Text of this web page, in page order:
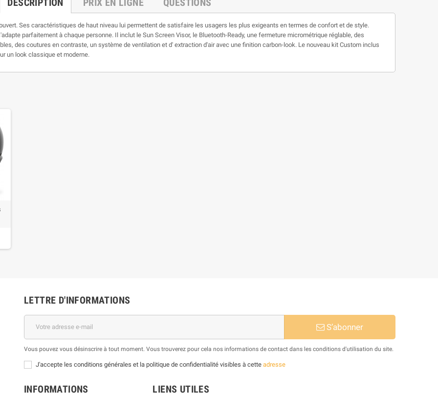
DESCRIPTION PRIX EN LIGNE QUESTIONS
Ses caractéristiques de haut niveau lui permettent de satisfaire les usagers les plus exigeants en termes de confort et de style.
parfaitement à chaque personne. Il inclut le Sun Screen Visor, le Bluetooth-Ready, une fermeture micrométrique réglable, des
des coutures en contraste, un système de ventilation et d' extraction d'air avec une finition carbon-look. Le nouveau kit Custom inclus
un look classique et moderne.
LETTRE D'INFORMATIONS
S’abonner
Vous pouvez vous désinscrire à tout moment. Vous trouverez pour cela nos informations de contact dans les conditions d'utilisation du site.
J'accepte les conditions générales et la politique de confidentialité visibles à cette adresse
INFORMATIONS LIENS UTILES